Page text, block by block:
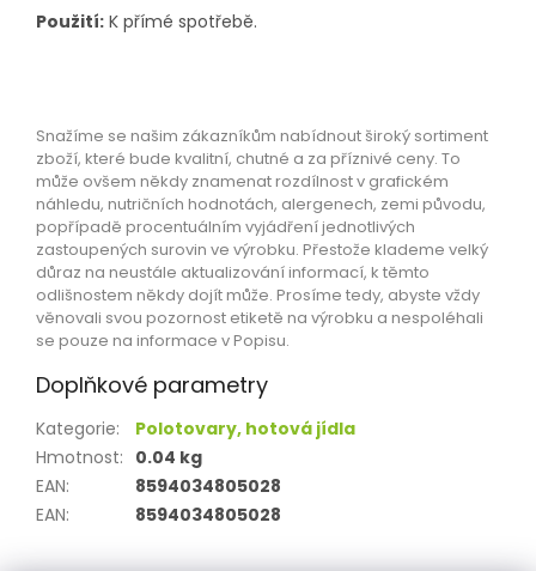
Použití: K přímé spotřebě.
Snažíme se našim zákazníkům nabídnout široký sortiment
zboží, které bude kvalitní, chutné a za příznivé ceny. To
může ovšem někdy znamenat rozdílnost v grafickém
náhledu, nutričních hodnotách, alergenech, zemi původu,
popřípadě procentuálním vyjádření jednotlivých
zastoupených surovin ve výrobku. Přestože klademe velký
důraz na neustále aktualizování informací, k těmto
odlišnostem někdy dojít může. Prosíme tedy, abyste vždy
věnovali svou pozornost etiketě na výrobku a nespoléhali
se pouze na informace v Popisu.
Doplňkové parametry
Kategorie:
Polotovary, hotová jídla
Hmotnost: 0.04 kg
EAN:
8594034805028
EAN: 8594034805028